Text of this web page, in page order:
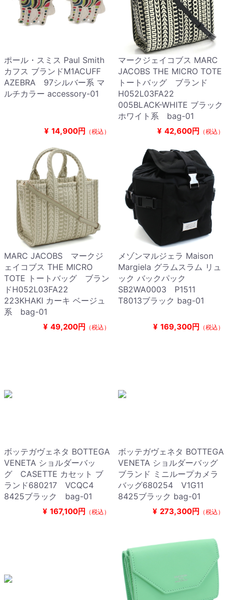
ポール・スミス Paul Smith
カフス ブランドM1ACUFF
AZEBRA 97シルバー系 マ
ルチカラー accessory-01
¥ 14,900円 （税込）
マークジェイコブス MARC
JACOBS THE MICRO TOTE
トートバッグ ブランド
H052L03FA22
005BLACK-WHITE ブラック
ホワイト系 bag-01
¥ 42,600円 （税込）
MARC JACOBS マークジ
ェイコブス THE MICRO
TOTE トートバッグ ブラン
ドH052L03FA22
223KHAKI カーキ ベージュ
系 bag-01
¥ 49,200円 （税込）
メゾンマルジェラ Maison
Margiela グラムスラム リュ
ック バックパック
SB2WA0003 P1511
T8013ブラック bag-01
¥ 169,300円 （税込）
ボッテガヴェネタ BOTTEGA
VENETA ショルダーバッ
グ CASETTE カセット ブ
ランド680217 VCQC4
8425ブラック bag-01
¥ 167,100円 （税込）
ボッテガヴェネタ BOTTEGA
VENETA ショルダーバッグ
ブランド ミニループカメラ
バッグ680254 V1G11
8425ブラック bag-01
¥ 273,300円 （税込）